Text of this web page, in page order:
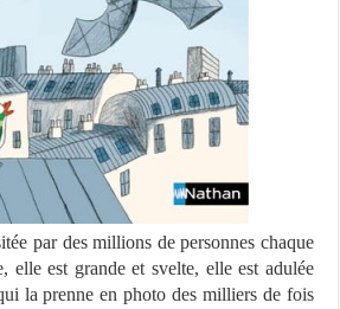
par des millions de personnes chaque
elle est grande et svelte, elle est adulée
la prenne en photo des milliers de fois